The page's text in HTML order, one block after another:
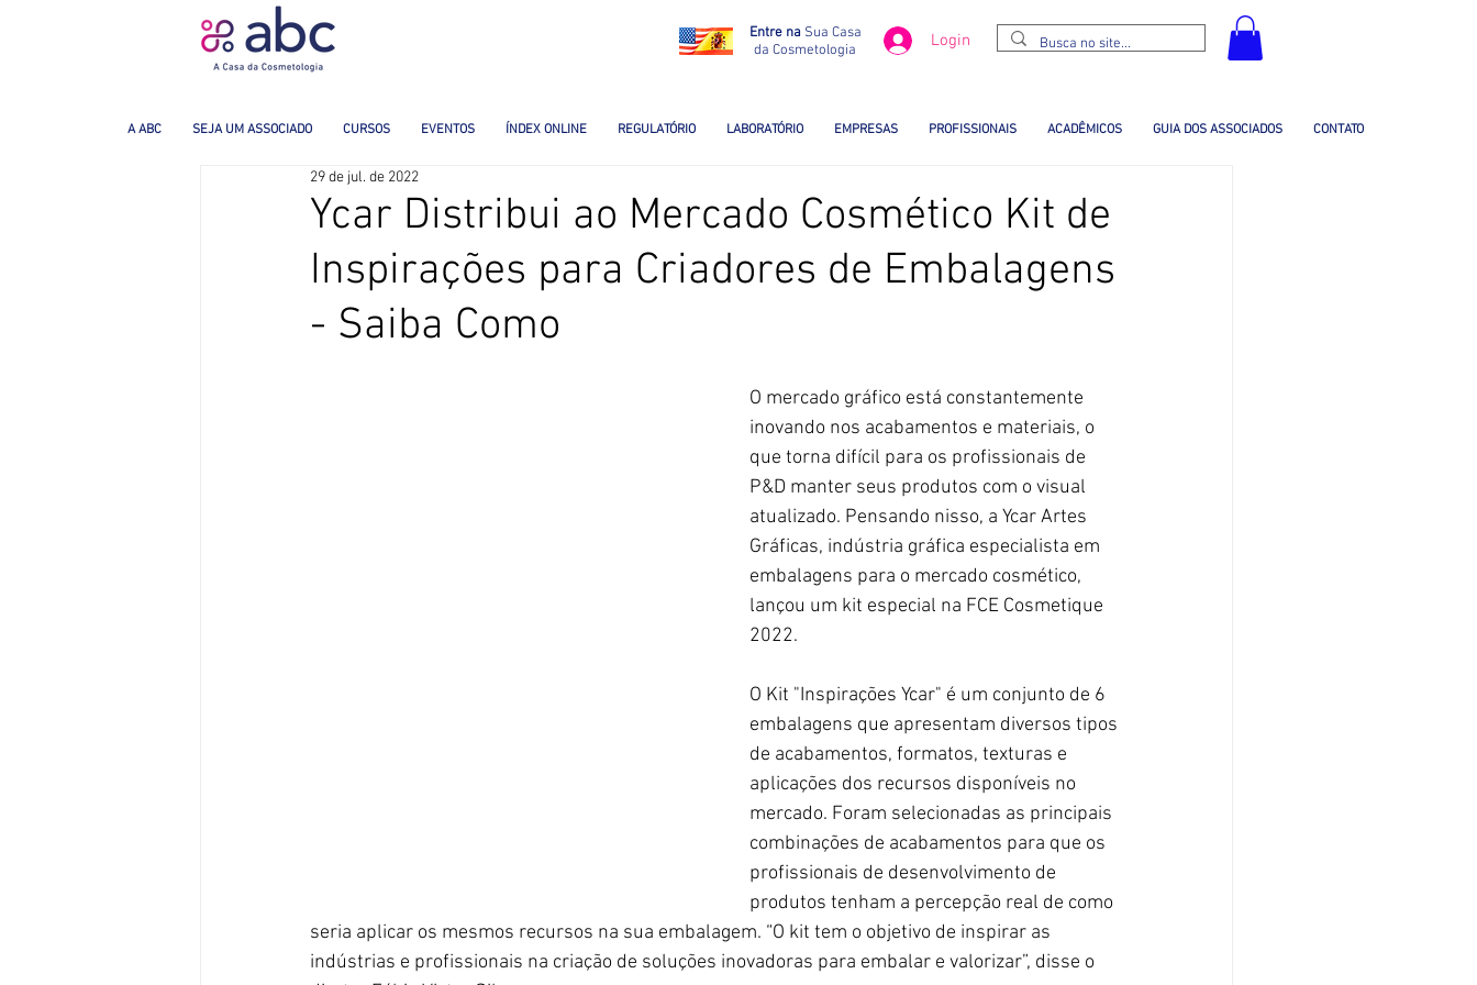
Entre na Sua Casa
da Cosmetologia
Login
A ABC SEJA UM ASSOCIADO CURSOS EVENTOS ÍNDEX ONLINE REGULATÓRIO LABORATÓRIO EMPRESAS PROFISSIONAIS ACADÊMICOS GUIA DOS ASSOCIADOS CONTATO
Ycar Distribui ao Mercado Cosmético Kit de
Inspirações para Criadores de Embalagens
- Saiba Como
29 de jul. de 2022
O mercado gráfico está constantemente
inovando nos acabamentos e materiais, o
que torna difícil para os profissionais de
P&D manter seus produtos com o visual
atualizado. Pensando nisso, a Ycar Artes
Gráficas, indústria gráfica especialista em
embalagens para o mercado cosmético,
lançou um kit especial na FCE Cosmetique
2022.
O Kit "Inspirações Ycar" é um conjunto de 6
embalagens que apresentam diversos tipos
de acabamentos, formatos, texturas e
aplicações dos recursos disponíveis no
mercado. Foram selecionadas as principais
combinações de acabamentos para que os
profissionais de desenvolvimento de
produtos tenham a percepção real de como
seria aplicar os mesmos recursos na sua embalagem. “O kit tem o objetivo de inspirar as
indústrias e profissionais na criação de soluções inovadoras para embalar e valorizar”, disse o